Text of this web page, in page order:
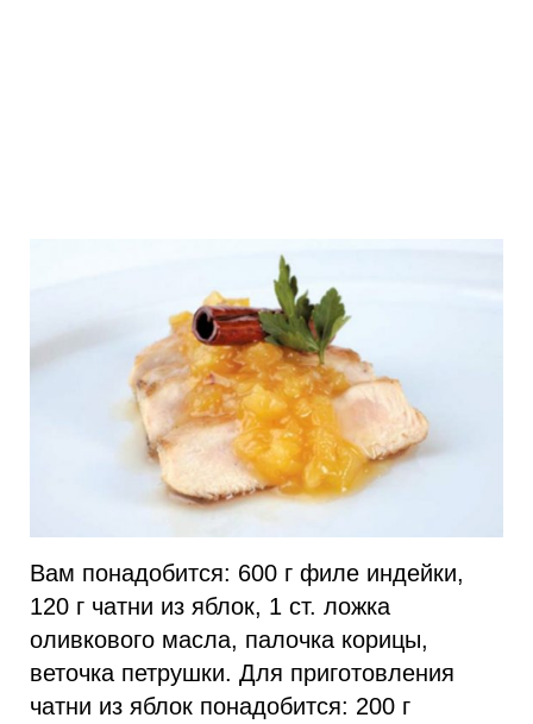
Вам понадобится: 600 г филе индейки,
120 г чатни из яблок, 1 ст. ложка
оливкового масла, палочка корицы,
веточка петрушки. Для приготовления
чатни из яблок понадобится: 200 г